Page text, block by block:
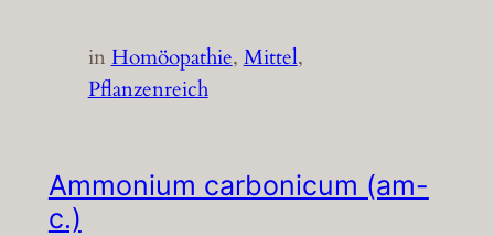
inHomöopathie, Mittel
Pflanzenreich
Ammonium carbonicum (am-
c.)